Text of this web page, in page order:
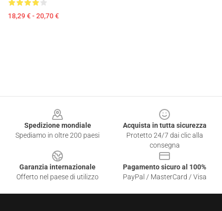
18,29 € - 20,70 €
Spedizione mondiale
Spediamo in oltre 200 paesi
Acquista in tutta sicurezza
Protetto 24/7 dai clic alla
consegna
Garanzia internazionale
Offerto nel paese di utilizzo
Pagamento sicuro al 100%
PayPal / MasterCard / Visa